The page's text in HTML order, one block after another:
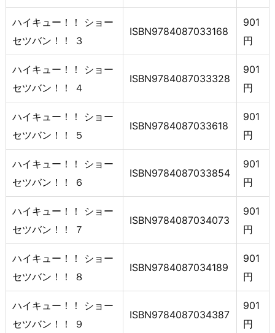
ハイキュー！！ ショー
セツバン！！ ３
ISBN9784087033168
901
円
ハイキュー！！ ショー
セツバン！！ ４
ISBN9784087033328
901
円
ハイキュー！！ ショー
セツバン！！ ５
ISBN9784087033618
901
円
ハイキュー！！ ショー
セツバン！！ ６
ISBN9784087033854
901
円
ハイキュー！！ ショー
セツバン！！ ７
ISBN9784087034073
901
円
ハイキュー！！ ショー
セツバン！！ ８
ISBN9784087034189
901
円
ハイキュー！！ ショー
セツバン！！ ９
ISBN9784087034387
901
円